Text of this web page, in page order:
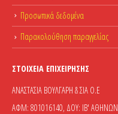
Προσωπικά δεδομένα
Παρακολούθηση παραγγελίας
ΣΤΟΙΧΕΊΑ ΕΠΙΧΕΊΡΗΣΗΣ
ΑΝΑΣΤΑΣΙΑ ΒΟΥΛΓΑΡΗ & ΣΙΑ Ο.Ε
ΑΦΜ: 801016140, ΔΟΥ: ΙΒ' ΑΘΗΝΩΝ